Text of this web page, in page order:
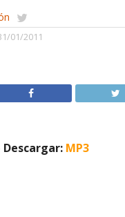
01/2011
Descargar: MP3